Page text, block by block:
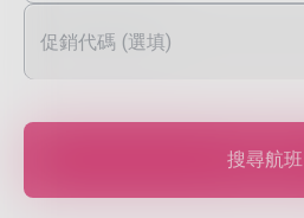
促銷代碼 (選填)
搜尋航班